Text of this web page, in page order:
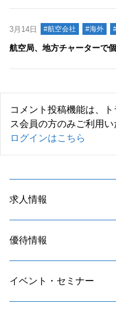
3月14日 #航空会社 #海外
航空局、地方チャーターで
コメント投稿機能は、
ス会員の方のみご利用い
ログインはこちら
求人情報
優待情報
イベント・セミナー